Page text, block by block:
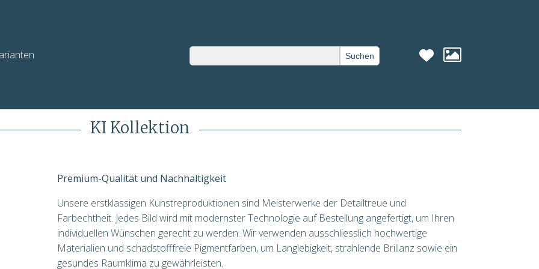
Suchen
KI Kollektion
Premium-Qualität und Nachhaltigkeit
Unsere erstklassigen Kunstreproduktionen sind Meisterwerke der Detailtreue und
Farbechtheit. Jedes Bild wird mit modernster Technologie auf Bestellung angefertigt, um Ihren
individuellen Wünschen gerecht zu werden. Wir verwenden ausschliesslich hochwertige
Materialien und schadstofffreie Pigmentfarben, um Langlebigkeit, strahlende Brillanz sowie ein
gesundes Raumklima zu gewährleisten.